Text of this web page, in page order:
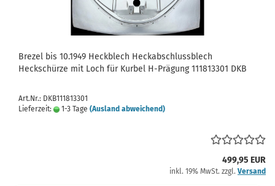
Brezel bis 10.1949 Heckblech Heckabschlussblech
Heckschürze mit Loch für Kurbel H-Prägung 111813301 DKB
Art.Nr.: DKB111813301
Lieferzeit:
1-3 Tage (Ausland abweichend)
499,95 EUR
inkl. 19% MwSt. zzgl. Versand